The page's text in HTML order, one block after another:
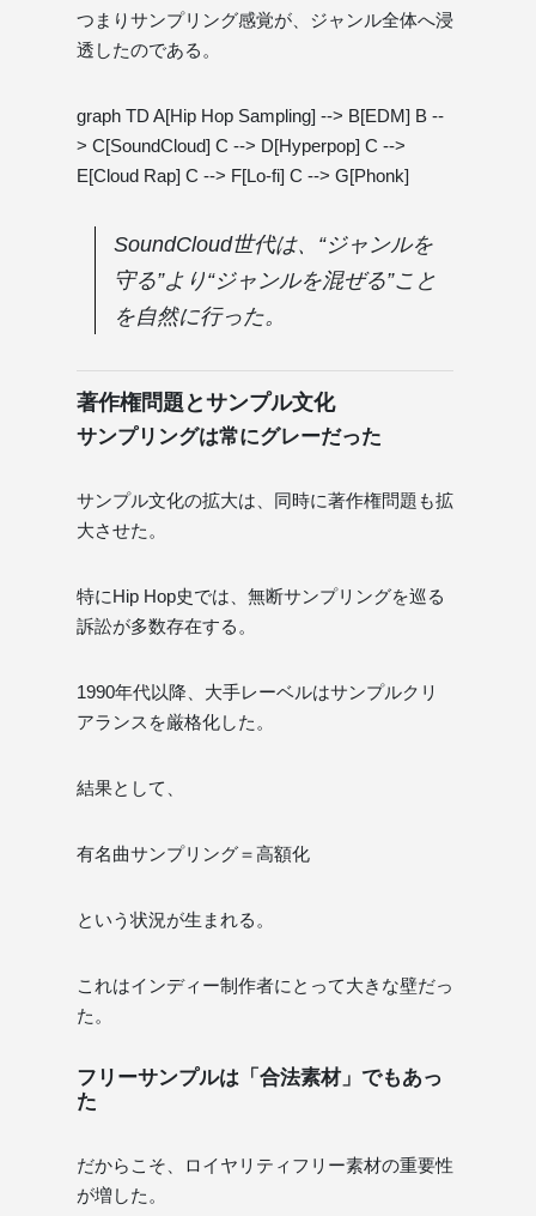
つまりサンプリング感覚が、ジャンル全体へ浸
透したのである。
graph TD A[Hip Hop Sampling] --> B[EDM] B --
> C[SoundCloud] C --> D[Hyperpop] C -->
E[Cloud Rap] C --> F[Lo-fi] C --> G[Phonk]
SoundCloud世代は、“ジャンルを
守る”より“ジャンルを混ぜる”こと
を自然に行った。
著作権問題とサンプル文化
サンプリングは常にグレーだった
サンプル文化の拡大は、同時に著作権問題も拡
大させた。
特にHip Hop史では、無断サンプリングを巡る
訴訟が多数存在する。
1990年代以降、大手レーベルはサンプルクリ
アランスを厳格化した。
結果として、
有名曲サンプリング＝高額化
という状況が生まれる。
これはインディー制作者にとって大きな壁だっ
た。
フリーサンプルは「合法素材」でもあっ
た
だからこそ、ロイヤリティフリー素材の重要性
が増した。